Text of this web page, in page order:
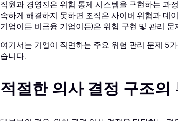
직원과 경영진은 위험 통제 시스템을 구현하는 과
속하게 해결하지 못하면 조직은 사이버 위협과 데
기업이든 비금융 기업이든)은 위험 구현 및 관리
여기서는 기업이 직면하는 주요 위험 관리 문제 5
습니다.
적절한 의사 결정 구조의